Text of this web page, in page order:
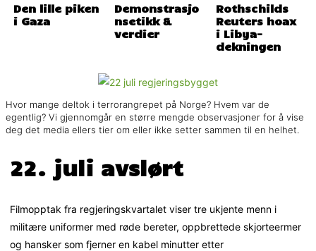
Den lille piken
i Gaza
Demonstrasjo
nsetikk &
verdier
Rothschilds
Reuters hoax
i Libya-
dekningen
Hvor mange deltok i terrorangrepet på Norge? Hvem var de
egentlig? Vi gjennomgår en større mengde observasjoner for å vise
deg det media ellers tier om eller ikke setter sammen til en helhet.
22. juli avslørt
Filmopptak fra regjeringskvartalet viser tre ukjente menn i
militære uniformer med røde bereter, oppbrettede skjorteermer
og hansker som fjerner en kabel minutter etter